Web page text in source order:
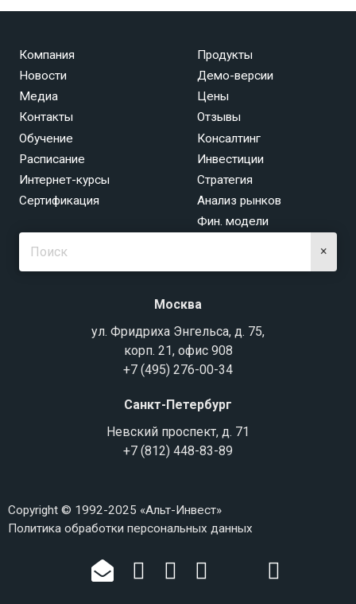
Компания
Новости
Медиа
Контакты
Продукты
Демо-версии
Цены
Отзывы
Обучение
Расписание
Интернет-курсы
Сертификация
Консалтинг
Инвестиции
Стратегия
Анализ рынков
Фин. модели
×
Москва
ул. Фридриха Энгельса, д. 75,
корп. 21, офис 908
+7 (495) 276-00-34
Санкт-Петербург
Невский проспект, д. 71
+7 (812) 448-83-89
Copyright © 1992-2025 «Альт-Инвест»
Политика обработки персональных данных